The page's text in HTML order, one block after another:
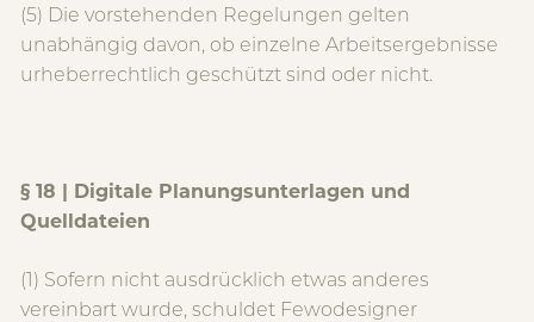
(5) Die vorstehenden Regelungen gelten
unabhängig davon, ob einzelne Arbeitsergebnisse
urheberrechtlich geschützt sind oder nicht.
§ 18 | Digitale Planungsunterlagen und
Quelldateien
(1) Sofern nicht ausdrücklich etwas anderes
vereinbart wurde, schuldet Fewodesigner